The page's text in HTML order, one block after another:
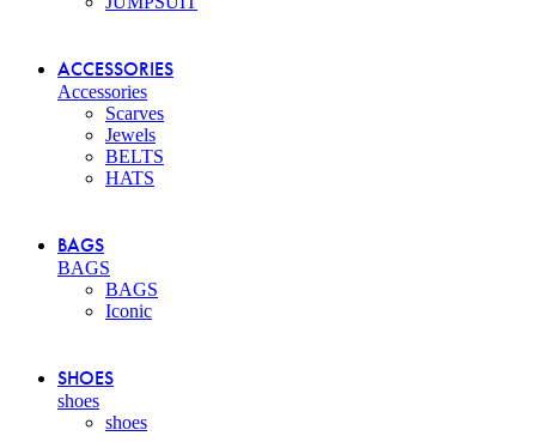
ACCESSORIES
Accessories
Scarves
Jewels
BELTS
HATS
BAGS
BAGS
BAGS
Iconic
SHOES
shoes
shoes